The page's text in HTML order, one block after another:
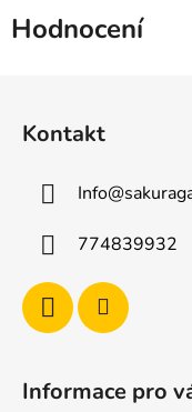
Hodnocení
Kontakt
Info@
774839932
Informace pro